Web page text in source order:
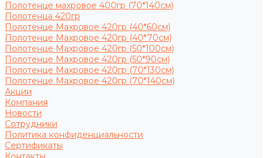
Полотенце махровое 400гр (70*140см)
Полотенца 420гр
Полотенце Махровое 420гр (40*60см)
Полотенце Махровое 420гр (40*70см)
Полотенце Махровое 420гр (50*100см)
Полотенце Махровое 420гр (50*90см)
Полотенце Махровое 420гр (70*130см)
Полотенце Махровое 420гр (70*140см)
Акции
Компания
Новости
Сотрудники
Политика конфиденциальности
Сертификаты